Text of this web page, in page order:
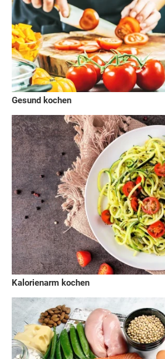
Gesund kochen
Kalorienarm kochen